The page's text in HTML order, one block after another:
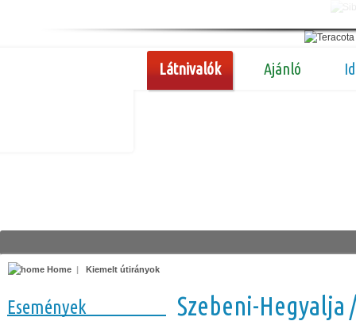
Látnivalók Ajánló
Home | Kiemelt útirányok
Események Szebeni-